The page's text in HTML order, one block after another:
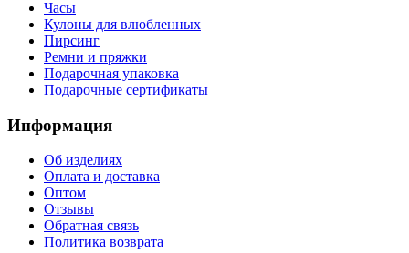
Часы
Кулоны для влюбленных
Пирсинг
Ремни и пряжки
Подарочная упаковка
Подарочные сертификаты
Информация
Об изделиях
Оплата и доставка
Оптом
Отзывы
Обратная связь
Политика возврата